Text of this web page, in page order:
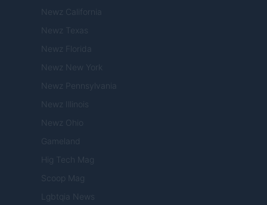
Newz California
Newz Texas
Newz Florida
Newz New York
Newz Pennsylvania
Newz Illinois
Newz Ohio
Gameland
Hig Tech Mag
Scoop Mag
Lgbtqia News